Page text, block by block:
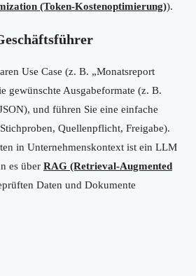
(Token-Kostenoptimierung)).
Use Case (z. B. „Monatsreport
gewünschte Ausgabeformate (z. B.
und führen Sie eine einfache
Quellenpflicht, Freigabe).
in Unternehmenskontext ist ein LLM
es über RAG (Retrieval-Augmented
Daten und Dokumente